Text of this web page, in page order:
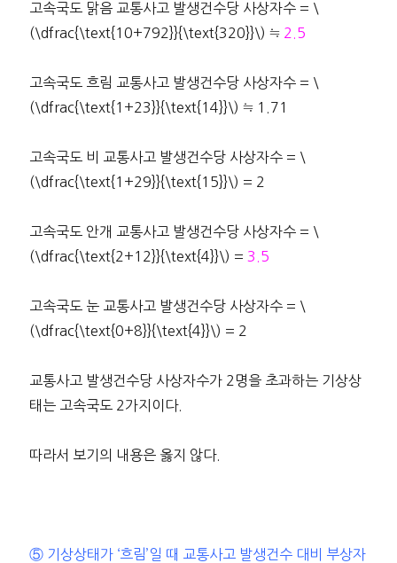
고속국도 맑음 교통사고 발생건수당 사상자수 = \
(\dfrac{\text{10+792}}{\text{320}}\) ≒2.5
고속국도 흐림 교통사고 발생건수당 사상자수 = \
(\dfrac{\text{1+23}}{\text{14}}\) ≒ 1.71
고속국도 비 교통사고 발생건수당 사상자수 = \
(\dfrac{\text{1+29}}{\text{15}}\) = 2
고속국도 안개 교통사고 발생건수당 사상자수 = \
(\dfrac{\text{2+12}}{\text{4}}\) = 3.5
고속국도 눈 교통사고 발생건수당 사상자수 = \
(\dfrac{\text{0+8}}{\text{4}}\) = 2
교통사고 발생건수당 사상자수가 2명을 초과하는 기상상
태는 고속국도 2가지이다.
따라서 보기의 내용은 옳지 않다.
⑤ 기상상태가 ‘흐림’일 때 교통사고 발생건수 대비 부상자